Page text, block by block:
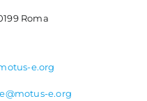
Roma
e.org
e.org